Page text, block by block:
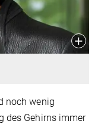
noch wenig
des Gehirns immer